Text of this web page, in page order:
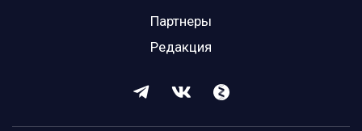
Партнеры
Редакция